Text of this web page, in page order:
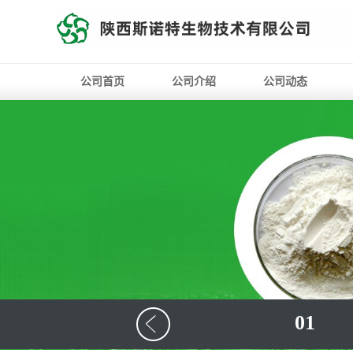
公司首页 公司介绍 公司动态
01